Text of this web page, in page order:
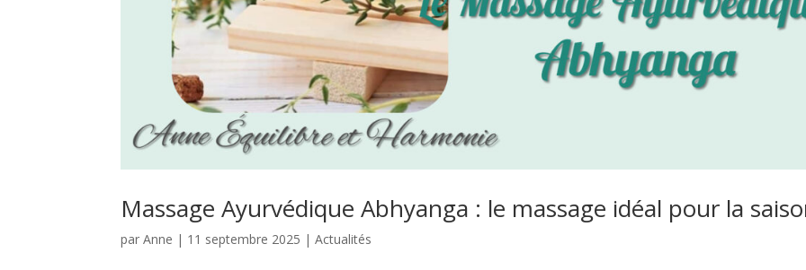
Massage Ayurvédique Abhyanga : le massage idéal pour la
parAnne | 11 septembre 2025 |Actualités